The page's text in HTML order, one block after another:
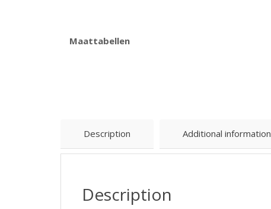
Maattabellen
Description Additional information
Description